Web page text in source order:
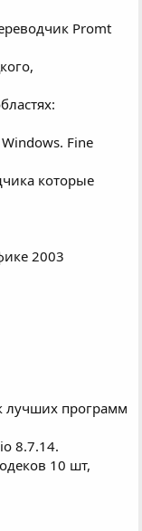
Promt
Fine
которые
2003
лучших программ
8.7.14.
10 шт,